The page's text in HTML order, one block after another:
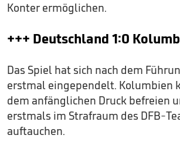
Konter ermöglichen.
+++ Deutschland 1:0
Das Spiel hat sich nach dem
erstmal eingependelt. Kolumbien
dem anfänglichen Druck befreien
erstmals im Strafraum des DFB-
auftauchen.